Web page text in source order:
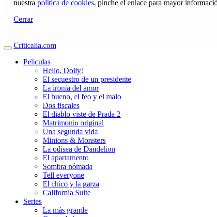
nuestra política de cookies, pinche el enlace para mayor
Cerrar
Criticalia.com
Peliculas
Hello, Dolly!
El secuestro de un presidente
La ironía del amor
El bueno, el feo y el malo
Dos fiscales
El diablo viste de Prada 2
Matrimonio original
Una segunda vida
Minions & Monsters
La odisea de Dandelion
El apartamento
Sombra nómada
Tell everyone
El chico y la garza
California Suite
Series
La más grande